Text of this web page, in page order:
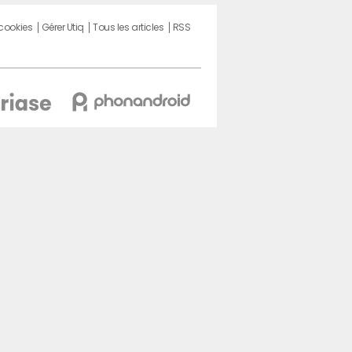
Gérer Utiq Tous les articles
RSS